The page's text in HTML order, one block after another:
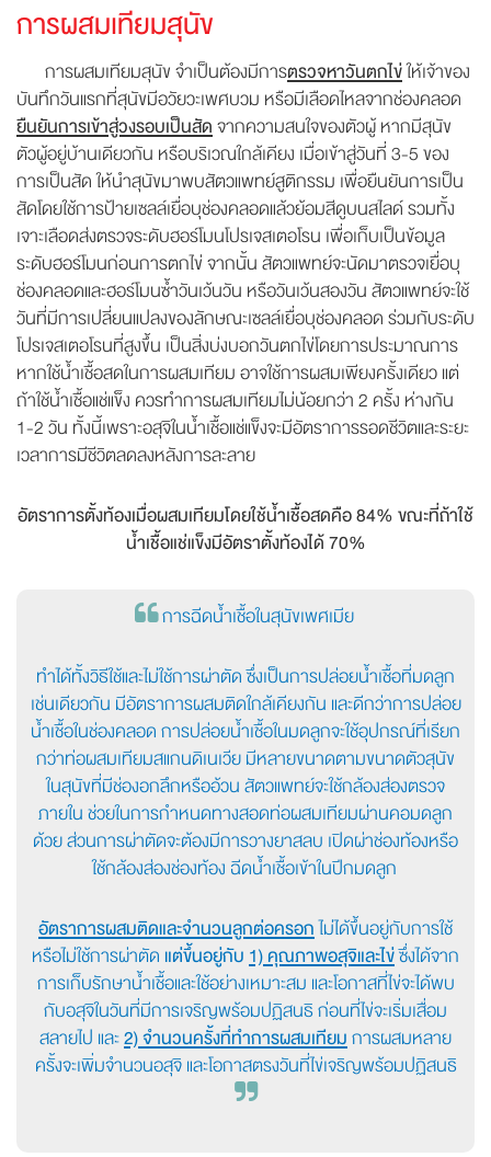
การผสมเทียมสุนัข
การผสมเทียมสุนัข จำเป็นต้องมีการตรวจหาวันตกไข่ให้เจ้าของ
บันทึกวันแรกที่สุนัขมีอวัยวะเพศบวม หรือมีเลือดไหลจากช่องคลอด
ยืนยันการเข้าสู่วงรอบเป็นสัดจากความสนใจของตัวผู้ หากมีสุนัข
ตัวผู้อยู่บ้านเดียวกัน หรือบริเวณใกล้เคียง เมื่อเข้าสู่วันที่ 3-5 ของ
การเป็นสัด ให้นำสุนัขมาพบสัตวแพทย์สูติกรรม เพื่อยืนยันการเป็น
สัดโดยใช้การป้ายเซลล์เยื่อบุช่องคลอดแล้วย้อมสีดูบนสไลด์ รวมทั้ง
เจาะเลือดส่งตรวจระดับฮอร์โมนโปรเจสเตอโรน เพื่อเก็บเป็นข้อมูล
ระดับฮอร์โมนก่อนการตกไข่ จากนั้น สัตวแพทย์จะนัดมาตรวจเยื่อบุ
ช่องคลอดและฮอร์โมนซ้ำวันเว้นวัน หรือวันเว้นสองวัน สัตวแพทย์จะใช้
วันที่มีการเปลี่ยนแปลงของลักษณะเซลล์เยื่อบุช่องคลอด ร่วมกับระดับ
โปรเจสเตอโรนที่สูงขึ้น เป็นสิ่งบ่งบอกวันตกไข่โดยการประมาณการ
หากใช้น้ำเชื้อสดในการผสมเทียม อาจใช้การผสมเพียงครั้งเดียว แต่
ถ้าใช้น้ำเชื้อแช่แข็ง ควรทำการผสมเทียมไม่น้อยกว่า 2 ครั้ง ห่างกัน
1-2 วัน ทั้งนี้เพราะอสุจิในน้ำเชื้อแช่แข็งจะมีอัตราการรอดชีวิตและระยะ
เวลาการมีชีวิตลดลงหลังการละลาย
อัตราการตั้งท้องเมื่อผสมเทียมโดยใช้น้ำเชื้อสดคือ 84% ขณะที่ถ้าใช้
น้ำเชื้อแช่แข็งมีอัตราตั้งท้องได้ 70%
การฉีดน้ำเชื้อในสุนัขเพศเมีย
ทำได้ทั้งวิธีใช้และไม่ใช้การผ่าตัด ซึ่งเป็นการปล่อยน้ำเชื้อที่มดลูก
เช่นเดียวกัน มีอัตราการผสมติดใกล้เคียงกัน และดีกว่าการปล่อย
น้ำเชื้อในช่องคลอด การปล่อยน้ำเชื้อในมดลูกจะใช้อุปกรณ์ที่เรียก
กว่าท่อผสมเทียมสแกนดิเนเวีย มีหลายขนาดตามขนาดตัวสุนัข
ในสุนัขที่มีช่องอกลึกหรืออ้วน สัตวแพทย์จะใช้กล้องส่องตรวจ
ภายใน ช่วยในการกำหนดทางสอดท่อผสมเทียมผ่านคอมดลูก
ด้วย ส่วนการผ่าตัดจะต้องมีการวางยาสลบ เปิดผ่าช่องท้องหรือ
ใช้กล้องส่องช่องท้อง ฉีดน้ำเชื้อเข้าในปีกมดลูก
อัตราการผสมติดและจำนวนลูกต่อครอกไม่ได้ขึ้นอยู่กับการใช้
หรือไม่ใช้การผ่าตัด แต่ขึ้นอยู่กับ 1) คุณภาพอสุจิและไข่ซึ่งได้จาก
การเก็บรักษาน้ำเชื้อและใช้อย่างเหมาะสม และโอกาสที่ไข่จะได้พบ
กับอสุจิในวันที่มีการเจริญพร้อมปฏิสนธิ ก่อนที่ไข่จะเริ่มเสื่อม
สลายไป และ2) จำนวนครั้งที่ทำการผสมเทียมการผสมหลาย
ครั้งจะเพิ่มจำนวนอสุจิ และโอกาสตรงวันที่ไข่เจริญพร้อมปฏิสนธิ